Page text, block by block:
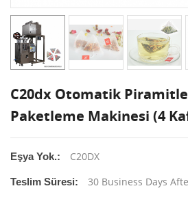
C20dx Otomatik
Paketleme Makinesi (4
Eşya Yok.: C20DX
Teslim Süresi: 30 Business Days